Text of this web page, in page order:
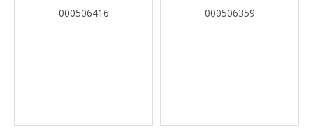
000506416 000506359